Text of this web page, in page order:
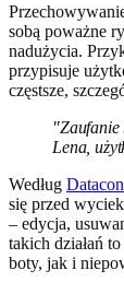
sobą poważne
nadużycia.
przypisuje
częstsze,
Lena,
Według
się przed
– edycja,
takich działań
boty, jak i